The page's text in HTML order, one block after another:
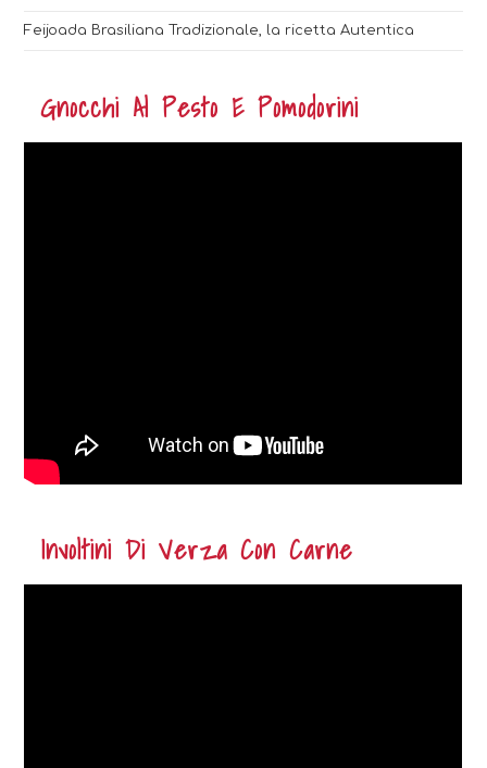
Feijoada Brasiliana Tradizionale, la ricetta Autentica
Gnocchi Al Pesto E Pomodorini
Involtini Di Verza Con Carne